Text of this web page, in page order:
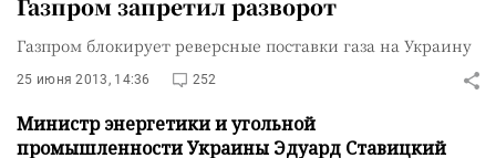
Газпром запретил разворот
Газпром блокирует реверсные поставки газа на Украину
25 июня 2013, 14:36 252
Министр энергетики и угольной
промышленности Украины Эдуард Ставицкий